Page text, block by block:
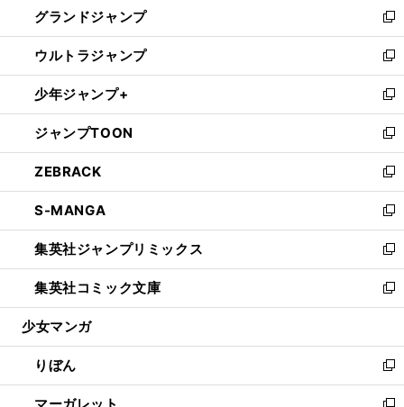
で
開
く
ド
ウ
で
開
く
ィ
ン
ド
ウ
で
開
く
い
ウ
ィ
ン
ド
ウ
で
開
く
グランドジャンプ
新
し
い
ウ
ィ
ン
ド
ウ
で
開
く
ウルトラジャンプ
新
し
い
ウ
ィ
ン
ド
ウ
で
開
く
少年ジャンプ+
新
し
い
ウ
ィ
ン
ド
ウ
で
開
く
ジャンプTOON
新
し
い
ウ
ィ
ン
ド
ウ
で
開
ZEBRACK
新
し
い
ウ
ィ
ン
ド
ウ
開
く
S-MANGA
新
し
い
ウ
ィ
ン
ウ
で
開
く
集英社ジャンプリミックス
新
し
い
ウ
ン
ド
ウ
集英社コミック文庫
新
し
ウ
ィ
ン
少女マンガ
りぼん
新
し